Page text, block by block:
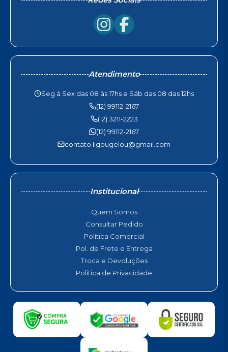
Atendimento
Seg à Sex das 08 às 17hs e Sáb das 08 das 12hs
(12) 99112-2167
(12) 3211-2223
(12) 99112-2167
contato.ligougelou@gmail.com
Institucional
Quem Somos
Consultar Pedido
Política Comercial
Pol. de Frete e Entrega
Troca e Devoluções
Política de Privacidade